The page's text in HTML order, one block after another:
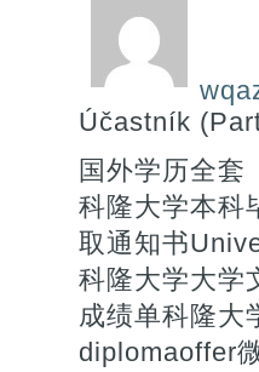
Účastník
国外学历全套
科隆大学本科
取通知书
科隆大学大学
成绩单科隆大
diplomaoffer